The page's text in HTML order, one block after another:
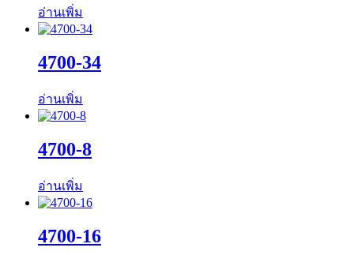
อ่านเพิ่ม
4700-34
อ่านเพิ่ม
4700-8
อ่านเพิ่ม
4700-16